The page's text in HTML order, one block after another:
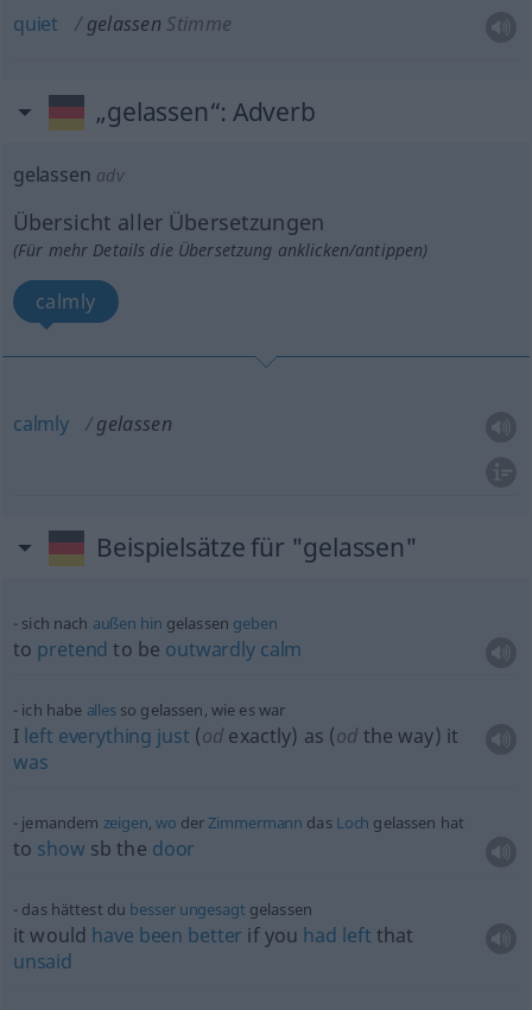
quiet gelassen Stimme
„gelassen“: Adverb
gelassen adv
Übersicht aller Übersetzungen
(Für mehr Details die Übersetzung anklicken/antippen)
calmly
calmly gelassen
Beispielsätze für "gelassen"
sich nach außen hin gelassen geben
to pretend to be outwardly calm
ich habe allesso gelassen, wie es war
I left everything just (od exactly) as (od the way) it
was
jemandem zeigen,wo derZimmermann das Loch gelassen hat
to show sb the door
das hättest du besser ungesagt gelassen
it would have been better if you had left that
unsaid